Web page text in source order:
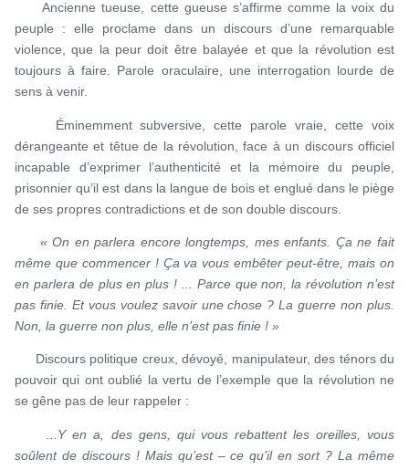
Ancienne tueuse, cette gueuse s’affirme comme la voix du
peuple : elle proclame dans un discours d’une remarquable
violence, que la peur doit être balayée et que la révolution est
toujours à faire. Parole oraculaire, une interrogation lourde de
sens à venir.
Éminemment subversive, cette parole vraie, cette voix
dérangeante et têtue de la révolution, face à un discours officiel
incapable d’exprimer l’authenticité et la mémoire du peuple,
prisonnier qu’il est dans la langue de bois et englué dans le piège
de ses propres contradictions et de son double discours.
« On en parlera encore longtemps, mes enfants. Ça ne fait
même que commencer ! Ça va vous embêter peut-être, mais on
en parlera de plus en plus ! ... Parce que non, la révolution n’est
pas finie. Et vous voulez savoir une chose ? La guerre non plus.
Non, la guerre non plus, elle n’est pas finie ! »
Discours politique creux, dévoyé, manipulateur, des ténors du
pouvoir qui ont oublié la vertu de l’exemple que la révolution ne
se gêne pas de leur rappeler :
...Y en a, des gens, qui vous rebattent les oreilles, vous
soûlent de discours ! Mais qu’est – ce qu’il en sort ? La même